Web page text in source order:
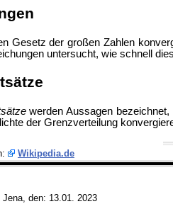
Gesetz der großen Zahlen
untersucht, wie schnell
werden Aussagen bezeichnet,
der Grenzverteilung
Wikipedia.de
Jena, den: 13.01. 2023